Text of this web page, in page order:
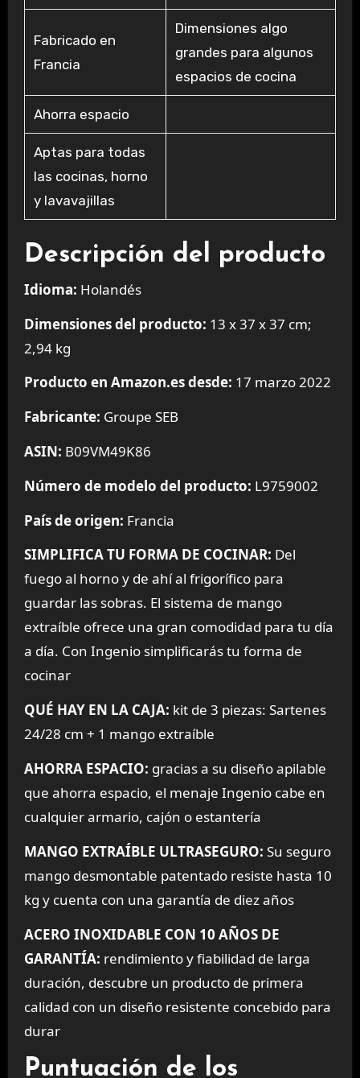
Fabricado en
Francia
Dimensiones algo
grandes para algunos
espacios de cocina
Ahorra espacio
Aptas para todas
las cocinas, horno
y lavavajillas
Descripción del producto
Idioma: Holandés
Dimensiones del producto: 13 x 37 x 37 cm;
2,94 kg
Producto en Amazon.es desde: 17 marzo 2022
Fabricante: Groupe SEB
ASIN: B09VM49K86
Número de modelo del producto: L9759002
País de origen: Francia
SIMPLIFICA TU FORMA DE COCINAR: Del
fuego al horno y de ahí al frigorífico para
guardar las sobras. El sistema de mango
extraíble ofrece una gran comodidad para tu día
a día. Con Ingenio simplificarás tu forma de
cocinar
QUÉ HAY EN LA CAJA: kit de 3 piezas: Sartenes
24/28 cm + 1 mango extraíble
AHORRA ESPACIO: gracias a su diseño apilable
que ahorra espacio, el menaje Ingenio cabe en
cualquier armario, cajón o estantería
MANGO EXTRAÍBLE ULTRASEGURO: Su seguro
mango desmontable patentado resiste hasta 10
kg y cuenta con una garantía de diez años
ACERO INOXIDABLE CON 10 AÑOS DE
GARANTÍA: rendimiento y fiabilidad de larga
duración, descubre un producto de primera
calidad con un diseño resistente concebido para
durar
Puntuación de los